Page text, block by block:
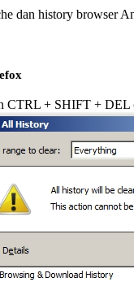
dan history browser
CTRL + SHIFT + DEL